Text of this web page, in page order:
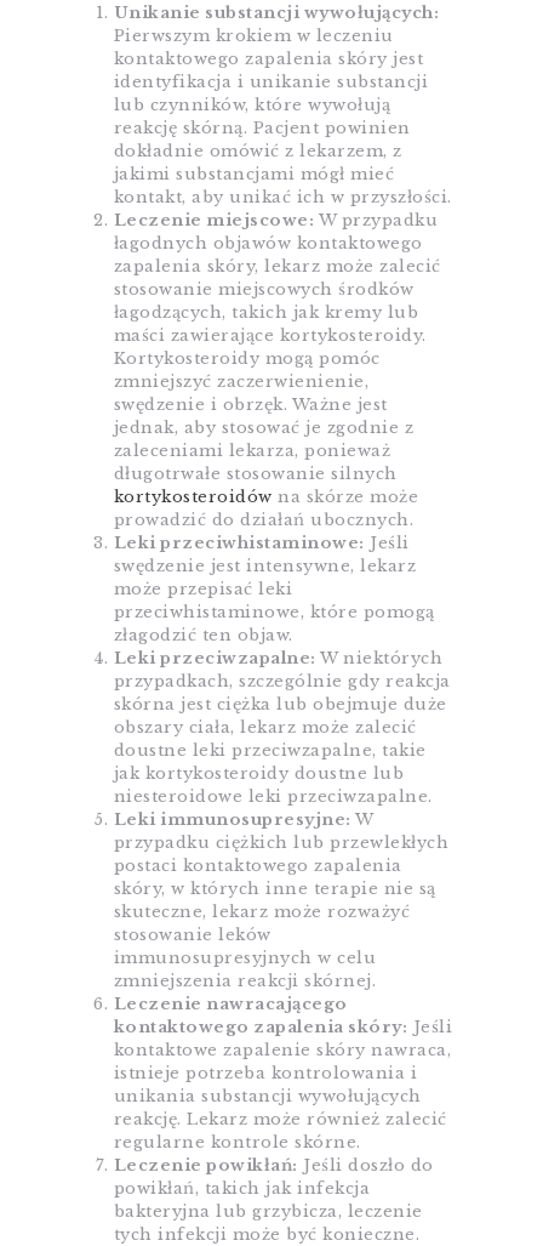
Unikanie substancji wywołujących:
Pierwszym krokiem w leczeniu
kontaktowego zapalenia skóry jest
identyfikacja i unikanie substancji
lub czynników, które wywołują
reakcję skórną. Pacjent powinien
dokładnie omówić z lekarzem, z
jakimi substancjami mógł mieć
kontakt, aby unikać ich w przyszłości.
Leczenie miejscowe: W przypadku
łagodnych objawów kontaktowego
zapalenia skóry, lekarz może zalecić
stosowanie miejscowych środków
łagodzących, takich jak kremy lub
maści zawierające kortykosteroidy.
Kortykosteroidy mogą pomóc
zmniejszyć zaczerwienienie,
swędzenie i obrzęk. Ważne jest
jednak, aby stosować je zgodnie z
zaleceniami lekarza, ponieważ
długotrwałe stosowanie silnych
kortykosteroidów na skórze może
prowadzić do działań ubocznych.
Leki przeciwhistaminowe: Jeśli
swędzenie jest intensywne, lekarz
może przepisać leki
przeciwhistaminowe, które pomogą
złagodzić ten objaw.
Leki przeciwzapalne: W niektórych
przypadkach, szczególnie gdy reakcja
skórna jest ciężka lub obejmuje duże
obszary ciała, lekarz może zalecić
doustne leki przeciwzapalne, takie
jak kortykosteroidy doustne lub
niesteroidowe leki przeciwzapalne.
Leki immunosupresyjne: W
przypadku ciężkich lub przewlekłych
postaci kontaktowego zapalenia
skóry, w których inne terapie nie są
skuteczne, lekarz może rozważyć
stosowanie leków
immunosupresyjnych w celu
zmniejszenia reakcji skórnej.
Leczenie nawracającego
kontaktowego zapalenia skóry: Jeśli
kontaktowe zapalenie skóry nawraca,
istnieje potrzeba kontrolowania i
unikania substancji wywołujących
reakcję. Lekarz może również zalecić
regularne kontrole skórne.
Leczenie powikłań: Jeśli doszło do
powikłań, takich jak infekcja
bakteryjna lub grzybicza, leczenie
tych infekcji może być konieczne.